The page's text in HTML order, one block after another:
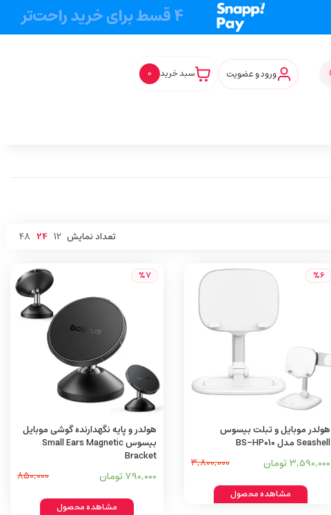
ورود و عضویت سبد خرید 0
تعداد نمایش 12
24
48
%6
هولدر موبایل و تبلت بیسوس
Seashell مدل BS-HP010
3,590,000 تومان 3,800,000
مشاهده محصول
%7
هولدر و پایه نگهدارنده گوشی موبایل
بیسوس Small Ears Magnetic
Bracket
790,000 تومان 850,000
مشاهده محصول